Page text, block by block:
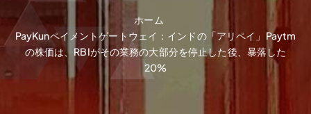
ホーム
PayKunペイメントゲートウェイ：インドの「アリペイ」Paytm
の株価は、RBIがその業務の大部分を停止した後、暴落した
20%